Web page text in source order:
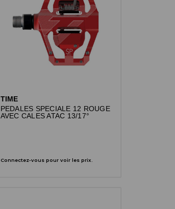
TIME
PEDALES SPECIALE 12 ROUGE
AVEC CALES ATAC 13/17°
Connectez-vous pour voir les prix.